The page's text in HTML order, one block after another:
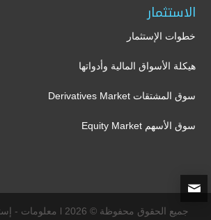
الاستثمار
خطوات الإستثمار
هيكلة الأسواق المالية وأدواتها
سوق المشتقات Derivatives Market
سوق الأسهم Equity Market
جميع الحقوق محفوظة © 2026 l معلومات - إستضافة